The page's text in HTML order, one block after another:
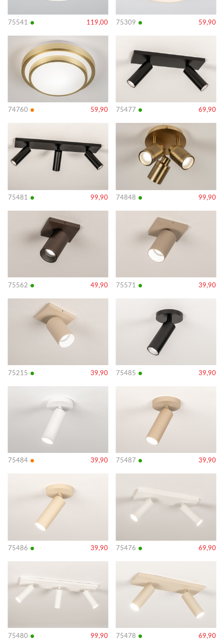
75541 • 119,00 75309 • 59,90
74760 • 59,90
Bekijk
75477 • 69,90
75481 • 99,90 74848 • 99,90
75562 • 49,90
Bekijk
75571 • 39,90
Bekijk
75215 • 39,90
Bekijk
75485 • 39,90
75484 • 39,90
Bekijk
75487 • 39,90
75486 • 39,90 75476 • 69,90
75480 • 99,90
Bekijk
75478 • 69,90